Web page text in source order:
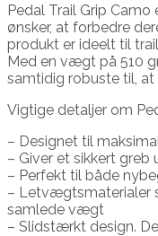
Pedal Trail Grip
ønsker, at forbedre
produkt er ideelt til
Med en vægt på 510
samtidig robuste til, at
Vigtige detaljer om
– Designet til
– Giver et sikkert greb
– Perfekt til både
– Letvægtsmaterialer
samlede vægt
– Slidstærkt design.